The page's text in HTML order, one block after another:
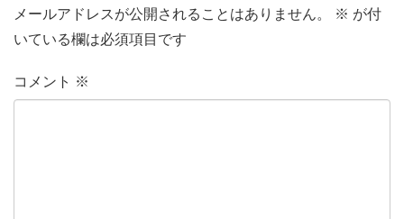
メールアドレスが公開されることはありません。 ※ が付
いている欄は必須項目です
コメント ※